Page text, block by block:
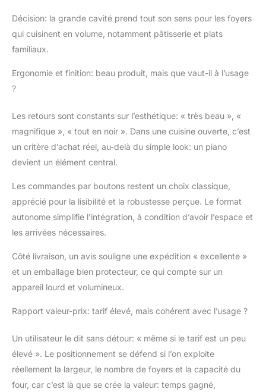
Décision: la grande cavité prend tout son sens pour les foyers
qui cuisinent en volume, notamment pâtisserie et plats
familiaux.
Ergonomie et finition: beau produit, mais que vaut-il à l’usage
?
Les retours sont constants sur l’esthétique: « très beau », «
magnifique », « tout en noir ». Dans une cuisine ouverte, c’est
un critère d’achat réel, au-delà du simple look: un piano
devient un élément central.
Les commandes par boutons restent un choix classique,
apprécié pour la lisibilité et la robustesse perçue. Le format
autonome simplifie l’intégration, à condition d’avoir l’espace et
les arrivées nécessaires.
Côté livraison, un avis souligne une expédition « excellente »
et un emballage bien protecteur, ce qui compte sur un
appareil lourd et volumineux.
Rapport valeur-prix: tarif élevé, mais cohérent avec l’usage ?
Un utilisateur le dit sans détour: « même si le tarif est un peu
élevé ». Le positionnement se défend si l’on exploite
réellement la largeur, le nombre de foyers et la capacité du
four, car c’est là que se crée la valeur: temps gagné,